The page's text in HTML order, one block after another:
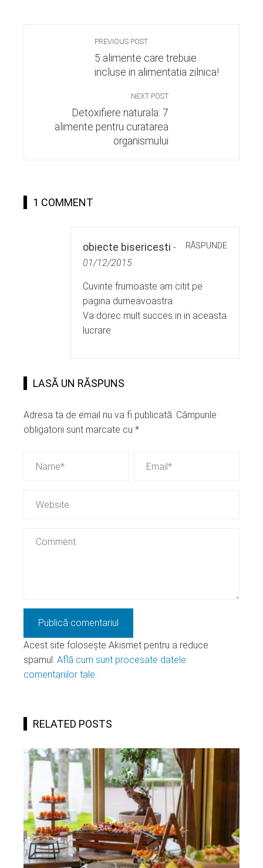
PREVIOUS POST
5 alimente care trebuie
incluse in alimentatia zilnica!
NEXT POST
Detoxifiere naturala: 7
alimente pentru curatarea
organismului
1 COMMENT
obiecte bisericesti -
01/12/2015
RĂSPUNDE
Cuvinte frumoaste am citit pe
pagina dumeavoastra.
Va dorec mult succes in in aceasta
lucrare.
LASĂ UN RĂSPUNS
Adresa ta de email nu va fi publicată. Câmpurile
obligatorii sunt marcate cu *
Acest site folosește Akismet pentru a reduce
spamul. Află cum sunt procesate datele
comentariilor tale.
RELATED POSTS